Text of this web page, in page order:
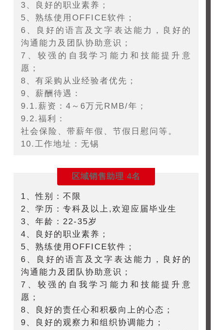
3、良好的职业素养；
5、熟练使用OFFICE软件；
6、良好的语言及文字表达能力，良好的
沟通能力及团队协助意识；
7、较强的自我学习能力和技能提升意
愿；
8、有采购从业经验者优先；
9、薪酬待遇：
9.1.薪资：4～6万元RMB/年；
9.2.福利：
社会保险、带薪年假、节假日慰问等。
10.工作地址：无锡
区域销售助理 4名
1、性别：不限
2、学历：专科及以上,欢迎应届毕业生
3、年龄：22-35岁
4、良好的职业素养；
5、熟练使用OFFICE软件；
6、良好的语言及文字表达能力，良好的
沟通能力及团队协助意识；
7、较强的自我学习能力和技能提升意
愿；
8、良好的责任心和积极向上的心态；
9、良好的观察力和组织协调能力；